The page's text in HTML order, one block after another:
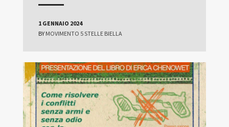
1 GENNAIO 2024
BY MOVIMENTO 5 STELLE BIELLA